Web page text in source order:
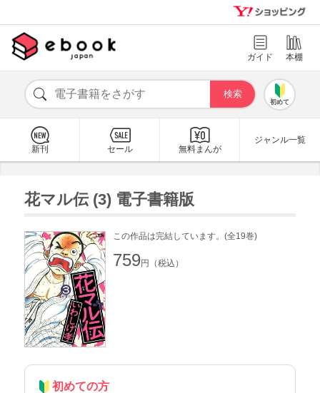
ガイド 本棚
初めて
新刊 セール 無料まんが
ジャンル一覧
花マル伝 (3) 電子書籍版
この作品は完結しています。(全19巻)
759円（税込）
初めての方